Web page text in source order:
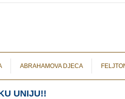
ABRAHAMOVA DJECA
UNIJU!!